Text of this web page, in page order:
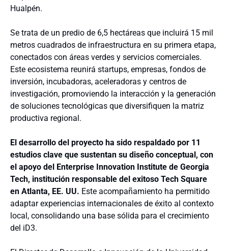
Hualpén.
Se trata de un predio de 6,5 hectáreas que incluirá 15 mil
metros cuadrados de infraestructura en su primera etapa,
conectados con áreas verdes y servicios comerciales.
Este ecosistema reunirá startups, empresas, fondos de
inversión, incubadoras, aceleradoras y centros de
investigación, promoviendo la interacción y la generación
de soluciones tecnológicas que diversifiquen la matriz
productiva regional.
El desarrollo del proyecto ha sido respaldado por 11
estudios clave que sustentan su diseño conceptual, con
el apoyo del Enterprise Innovation Institute de Georgia
Tech, institución responsable del exitoso Tech Square
en Atlanta, EE. UU. Este acompañamiento ha permitido
adaptar experiencias internacionales de éxito al contexto
local, consolidando una base sólida para el crecimiento
del iD3.